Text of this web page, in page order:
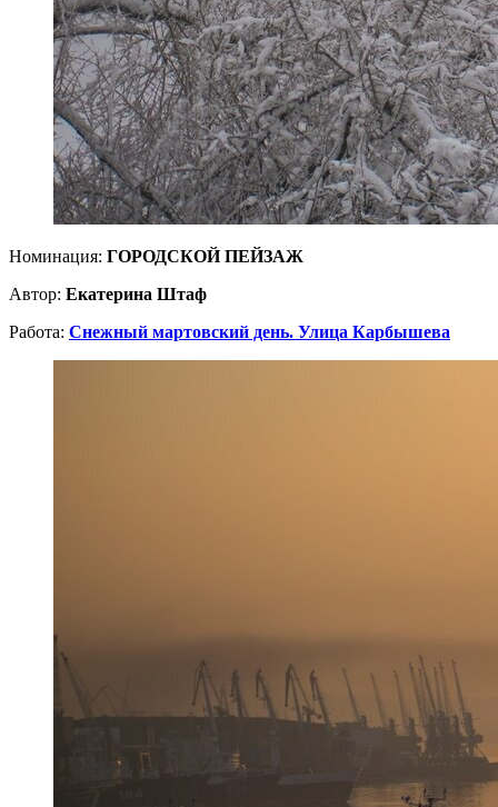
Номинация: ГОРОДСКОЙ ПЕЙЗАЖ
Автор: Екатерина Штаф
Работа: Снежный мартовский день. Улица Карбышева